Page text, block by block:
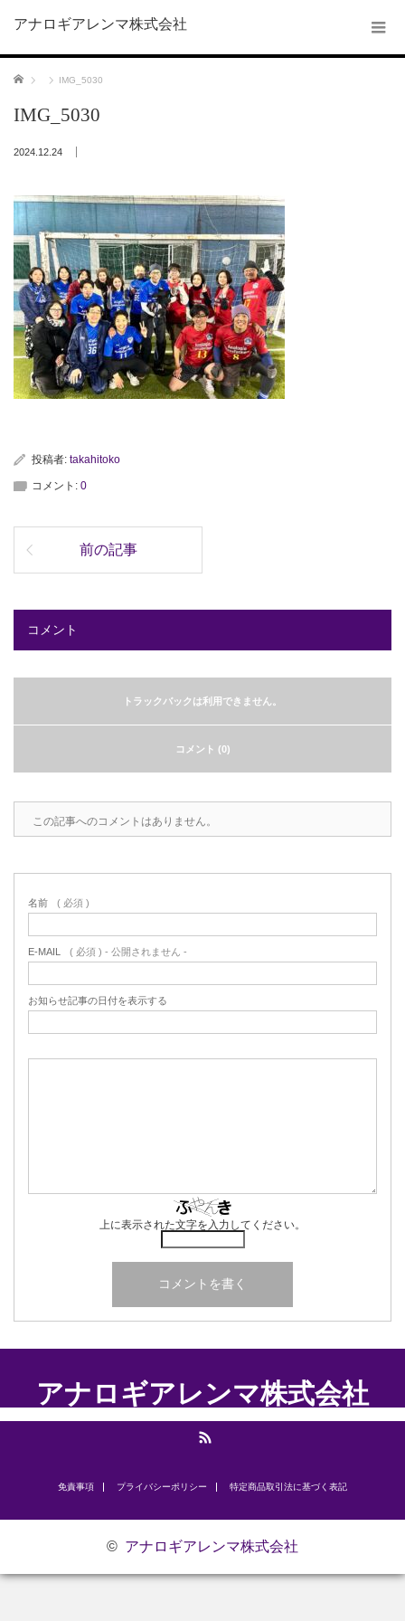
アナロギアレンマ株式会社
ホーム IMG_5030
IMG_5030
2024.12.24
投稿者: takahitoko
コメント: 0
前の記事
コメント
トラックバックは利用できません。
コメント (0)
この記事へのコメントはありません。
名前 ( 必須 )
E-MAIL ( 必須 ) - 公開されません -
お知らせ記事の日付を表示する
上に表示された文字を入力してください。
アナロギアレンマ株式会社
免責事項 プライバシーポリシー ​特定商品取引法に基づく表記
© アナロギアレンマ株式会社